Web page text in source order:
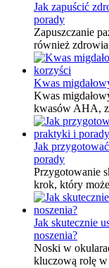
Jak zapuścić
porady
Zapuszczanie
również
Kwas
Kwas
kwasów AHA,
Jak
porady
Przygotowanie
krok, który
Jak skutecznie
noszenia?
Noski w
kluczową rolę